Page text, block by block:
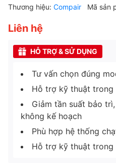
Thương hiệu: Compair Mã sản
Liên hệ
HỖ TRỢ & SỬ DỤNG
Tư vấn chọn đúng
Hỗ trợ kỹ thuật trong
Giảm tần suất bảo
không kế hoạch
Phù hợp hệ thống
Hỗ trợ kỹ thuật trong